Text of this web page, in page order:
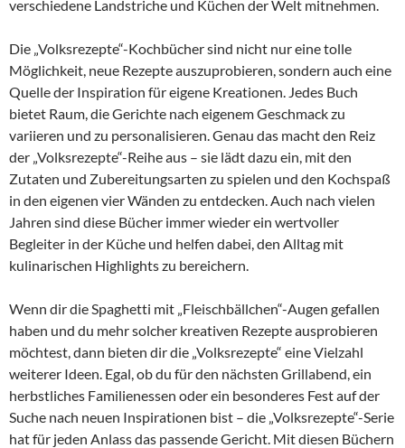
verschiedene Landstriche und Küchen der Welt mitnehmen.
Die „Volksrezepte“-Kochbücher sind nicht nur eine tolle
Möglichkeit, neue Rezepte auszuprobieren, sondern auch eine
Quelle der Inspiration für eigene Kreationen. Jedes Buch
bietet Raum, die Gerichte nach eigenem Geschmack zu
variieren und zu personalisieren. Genau das macht den Reiz
der „Volksrezepte“-Reihe aus – sie lädt dazu ein, mit den
Zutaten und Zubereitungsarten zu spielen und den Kochspaß
in den eigenen vier Wänden zu entdecken. Auch nach vielen
Jahren sind diese Bücher immer wieder ein wertvoller
Begleiter in der Küche und helfen dabei, den Alltag mit
kulinarischen Highlights zu bereichern.
Wenn dir die Spaghetti mit „Fleischbällchen“-Augen gefallen
haben und du mehr solcher kreativen Rezepte ausprobieren
möchtest, dann bieten dir die „Volksrezepte“ eine Vielzahl
weiterer Ideen. Egal, ob du für den nächsten Grillabend, ein
herbstliches Familienessen oder ein besonderes Fest auf der
Suche nach neuen Inspirationen bist – die „Volksrezepte“-Serie
hat für jeden Anlass das passende Gericht. Mit diesen Büchern